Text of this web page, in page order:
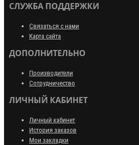
СЛУЖБА ПОДДЕРЖКИ
Связаться с нами
Карта сайта
ДОПОЛНИТЕЛЬНО
Производители
Сотрудничество
ЛИЧНЫЙ КАБИНЕТ
Личный кабинет
История заказов
Мои закладки